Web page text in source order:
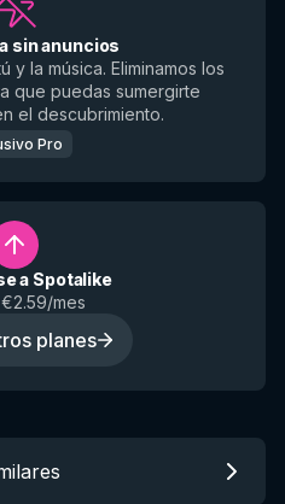
sin anuncios
y la música. Eliminamos los
que puedas sumergirte
el descubrimiento.
Pro
a Spotalike
mes
planes